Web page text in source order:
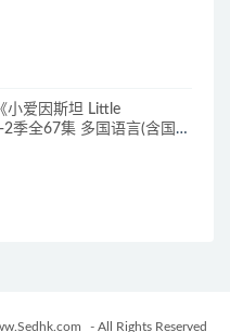
因斯坦 Little
2季全67集 多国语言(含国
- All Rights Reserved